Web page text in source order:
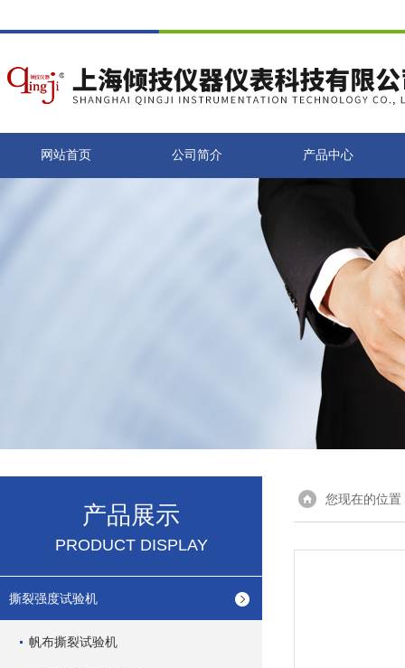
网站首页 公司简介 产品中心
产品展示
PRODUCT DISPLAY
撕裂强度试验机
帆布撕裂试验机
您现在的位置